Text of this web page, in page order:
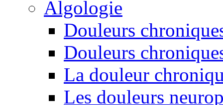
Algologie
Douleurs
Douleurs
La douleur
Les douleurs